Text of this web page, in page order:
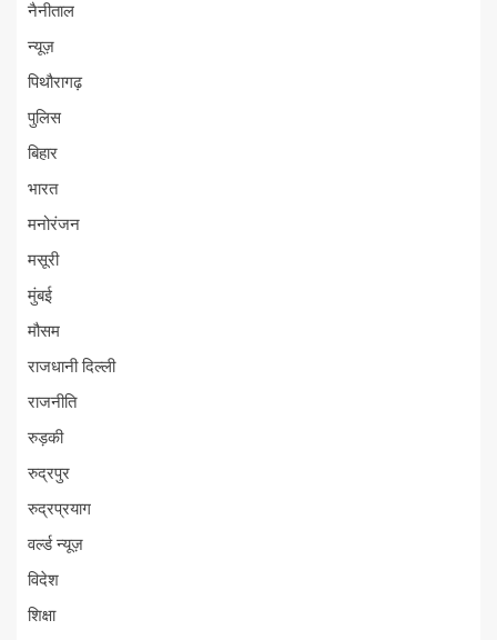
नैनीताल
न्यूज़
पिथौरागढ़
पुलिस
बिहार
भारत
मनोरंजन
मसूरी
मुंबई
मौसम
राजधानी दिल्ली
राजनीति
रुड़की
रुद्रपुर
रुद्रप्रयाग
वर्ल्ड न्यूज़
विदेश
शिक्षा